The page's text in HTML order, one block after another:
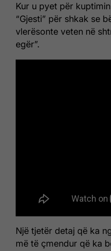
Kur u pyet për
“Gjesti” për shkak se
vlerësonte veten në
egër”.
Një tjetër detaj që ka
më të çmendur që ka